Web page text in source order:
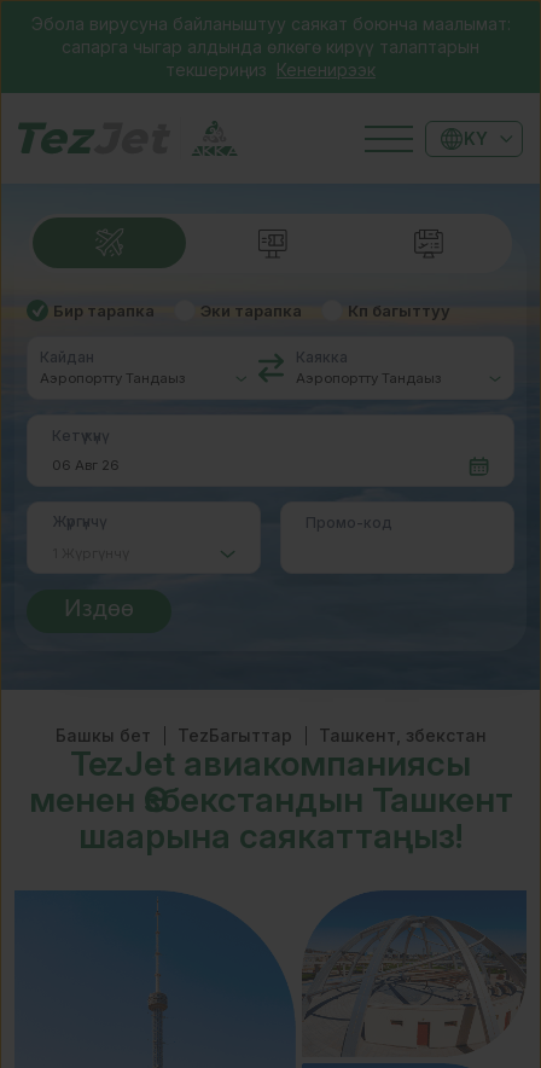
Эбола вирусуна байланыштуу саякат боюнча маалымат:
сапарга чыгар алдында өлкөгө кирүү талаптарын
текшериңиз Кененирээк
KY
Бир тарапка Эки тарапка Көп багыттуу
Кайдан Каякка
Кетүү күнү
Жүргүнчү Промо-код
Издөө
Башкы бет TezБагыттар Ташкент, Өзбекстан
TezJet авиакомпаниясы
менен Өзбекстандын Ташкент
шаарына саякаттаңыз!